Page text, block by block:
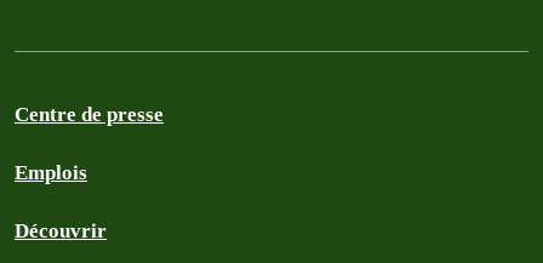
Centre de presse
Emplois
Découvrir